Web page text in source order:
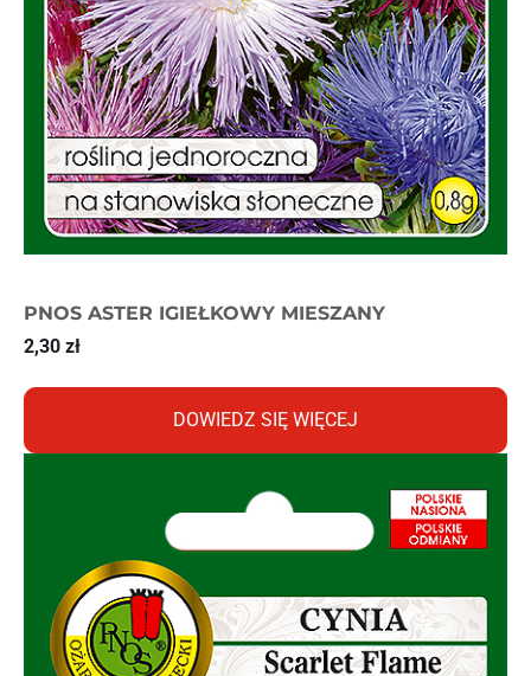
PNOS ASTER IGIEŁKOWY MIESZANY
2,30 zł
DOWIEDZ SIĘ WIĘCEJ